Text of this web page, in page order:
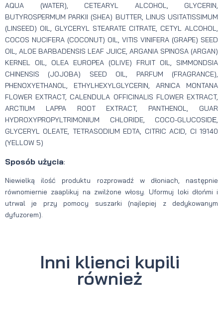
AQUA (WATER), CETEARYL ALCOHOL, GLYCERIN,
BUTYROSPERMUM PARKII (SHEA) BUTTER, LINUS USITATISSIMUM
(LINSEED) OIL, GLYCERYL STEARATE CITRATE, CETYL ALCOHOL,
COCOS NUCIFERA (COCONUT) OIL, VITIS VINIFERA (GRAPE) SEED
OIL, ALOE BARBADENSIS LEAF JUICE, ARGANIA SPINOSA (ARGAN)
KERNEL OIL, OLEA EUROPEA (OLIVE) FRUIT OIL, SIMMONDSIA
CHINENSIS (JOJOBA) SEED OIL, PARFUM (FRAGRANCE),
PHENOXYETHANOL, ETHYLHEXYLGLYCERIN, ARNICA MONTANA
FLOWER EXTRACT, CALENDULA OFFICINALIS FLOWER EXTRACT,
ARCTIUM LAPPA ROOT EXTRACT, PANTHENOL, GUAR
HYDROXYPROPYLTRIMONIUM CHLORIDE, COCO-GLUCOSIDЕ,
GLYCERYL OLEATE, TETRASODIUM EDTA, CITRIC ACID, CI 19140
(YELLOW 5)
Sposób użycia:
Niewielką ilość produktu rozprowadź w dłoniach, następnie
równomiernie zaaplikuj na zwilżone włosy. Uformuj loki dłońmi i
utrwal je przy pomocy suszarki (najlepiej z dedykowanym
dyfuzorem).
Inni klienci kupili
również